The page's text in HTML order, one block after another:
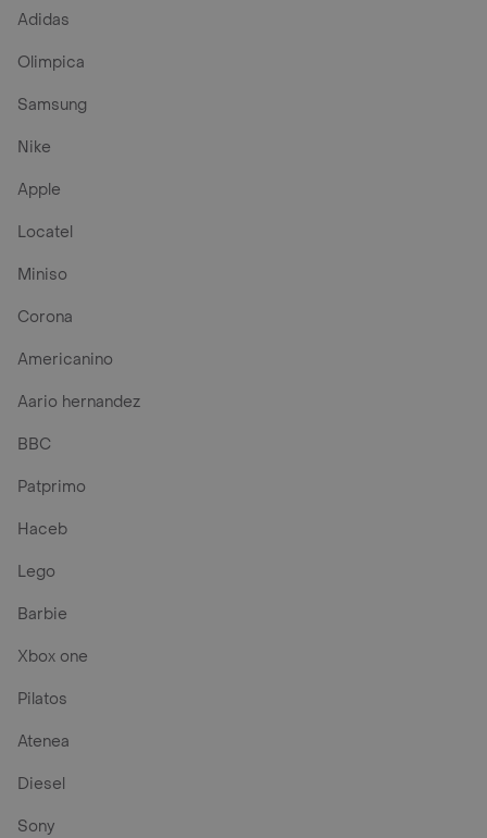
Adidas
Olimpica
Samsung
Nike
Apple
Locatel
Miniso
Corona
Americanino
Aario hernandez
BBC
Patprimo
Haceb
Lego
Barbie
Xbox one
Pilatos
Atenea
Diesel
Sony